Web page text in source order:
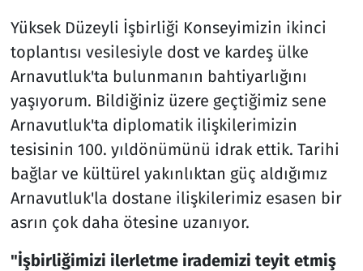
Yüksek Düzeyli İşbirliği Konseyimizin ikinci
toplantısı vesilesiyle dost ve kardeş ülke
Arnavutluk'ta bulunmanın bahtiyarlığını
yaşıyorum. Bildiğiniz üzere geçtiğimiz sene
Arnavutluk'ta diplomatik ilişkilerimizin
tesisinin 100. yıldönümünü idrak ettik. Tarihi
bağlar ve kültürel yakınlıktan güç aldığımız
Arnavutluk'la dostane ilişkilerimiz esasen bir
asrın çok daha ötesine uzanıyor.
"İşbirliğimizi ilerletme irademizi teyit etmiş